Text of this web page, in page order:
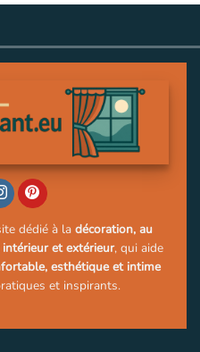
dédié à la décoration, au
intérieur et extérieur, qui aide
esthétique et intime
et inspirants.